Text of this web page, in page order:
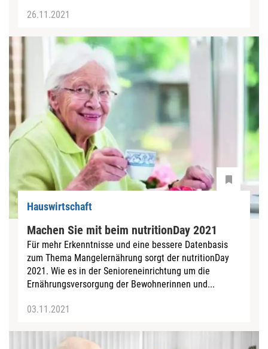
26.11.2021
Hauswirtschaft
Machen Sie mit beim nutritionDay 2021
Für mehr Erkenntnisse und eine bessere Datenbasis
zum Thema Mangelernährung sorgt der nutritionDay
2021. Wie es in der Senioreneinrichtung um die
Ernährungsversorgung der Bewohnerinnen und...
03.11.2021